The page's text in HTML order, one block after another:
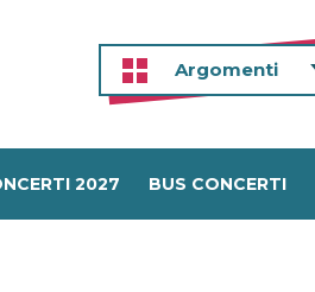
Argomenti
2027 BUS CONCERTI